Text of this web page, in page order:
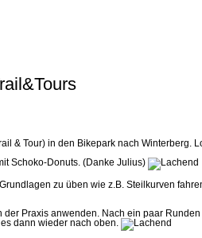
& Tour) in den Bikepark nach
Schoko-Donuts. (Danke Julius)
zu üben wie z.B. Steilkurven
Praxis anwenden. Nach ein paar
dann wieder nach oben.